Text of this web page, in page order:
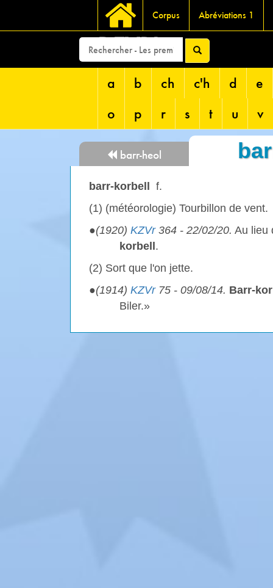
Corpus Abréviations 1
DEVRI
a b ch c'h d
e
o
p r s t u v
barr-heol
barr-korbell
f.
(1) (météorologie) Tourbillon de vent.
●(1920) KZVr364 - 22/02/20. Au lieu
korbell .
(2) Sort que l'on jette.
●(1914) KZVr75 - 09/08/14. Barr-
Biler.»